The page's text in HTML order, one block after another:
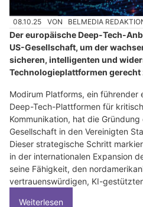
08.10.25 VON BELMEDIA
Der europäische Deep-Tech-
US-Gesellschaft, um der
sicheren, intelligenten und
Technologieplattformen gerecht
Modirum Platforms, ein führender
Deep-Tech-Plattformen für
Kommunikation, hat die
Gesellschaft in den Vereinigten
Dieser strategische Schritt
in der internationalen Expansion
seine Fähigkeit, den
vertrauenswürdigen, KI-
Weiterlesen